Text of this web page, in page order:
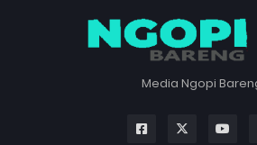
Media Ngopi